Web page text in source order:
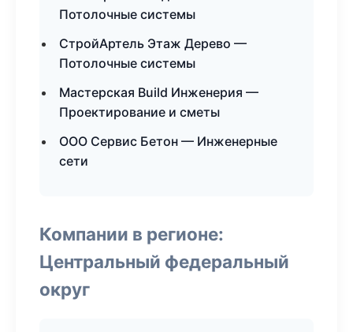
Потолочные системы
СтройАртель Этаж Дерево —
Потолочные системы
Мастерская Build Инженерия —
Проектирование и сметы
ООО Сервис Бетон — Инженерные
сети
Компании в регионе:
Центральный федеральный
округ